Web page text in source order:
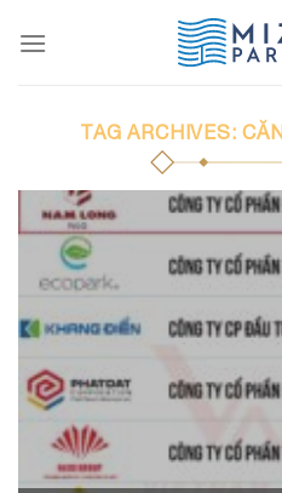
TAG ARCHIVES: